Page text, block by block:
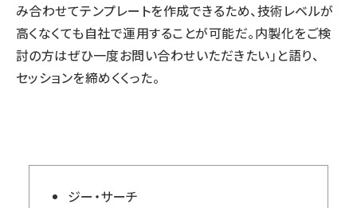
み合わせてテンプレートを作成できるため、技術レベルが
高くなくても自社で運用することが可能だ。内製化をご検
討の方はぜひ一度お問い合わせいただきたい」と語り、
セッションを締めくくった。
ジー・サーチ